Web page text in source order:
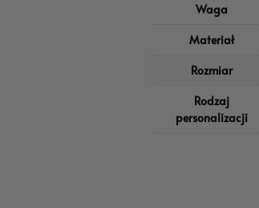
Waga
Materiał
Rozmiar
Rodzaj
personalizacji